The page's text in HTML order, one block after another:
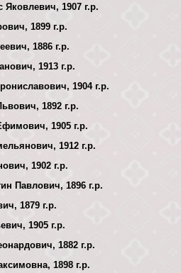
1907 г.р.
1899 г.р.
1886 г.р.
1913 г.р.
1904 г.р.
1892 г.р.
1905 г.р.
1912 г.р.
1902 г.р.
Павлович, 1896 г.р.
1879 г.р.
1905 г.р.
1882 г.р.
1898 г.р.